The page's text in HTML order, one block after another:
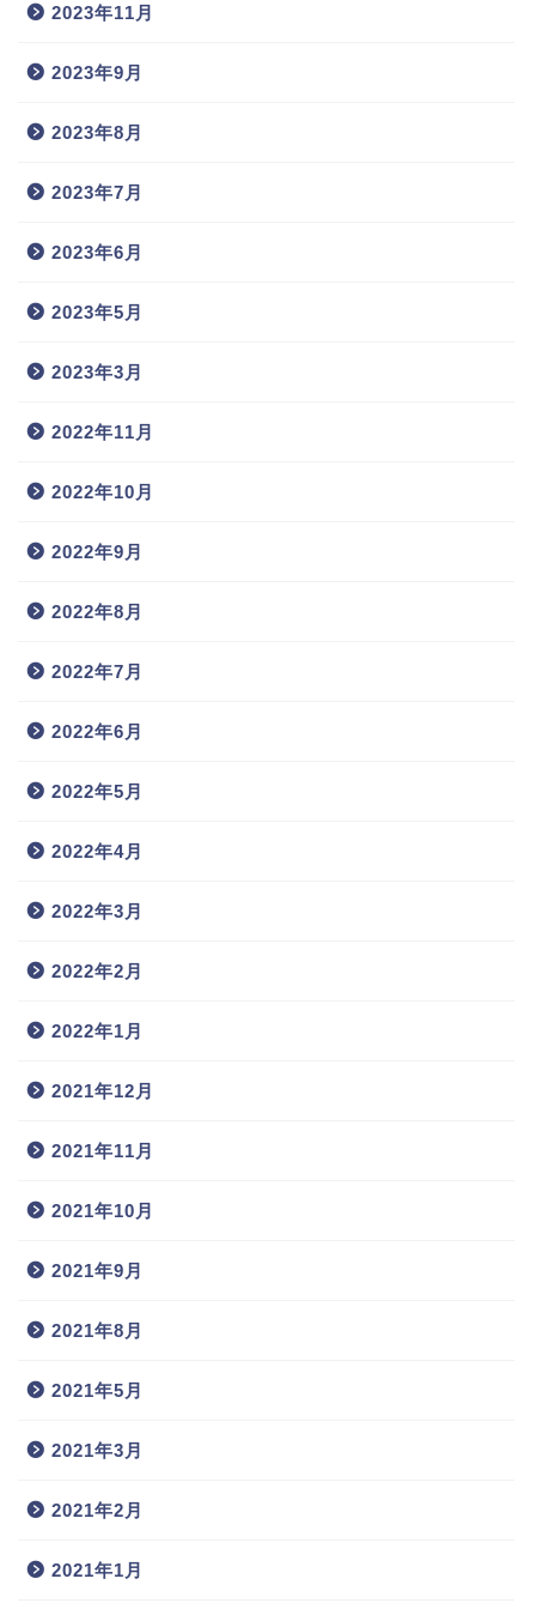
2023年11月
2023年9月
2023年8月
2023年7月
2023年6月
2023年5月
2023年3月
2022年11月
2022年10月
2022年9月
2022年8月
2022年7月
2022年6月
2022年5月
2022年4月
2022年3月
2022年2月
2022年1月
2021年12月
2021年11月
2021年10月
2021年9月
2021年8月
2021年5月
2021年3月
2021年2月
2021年1月